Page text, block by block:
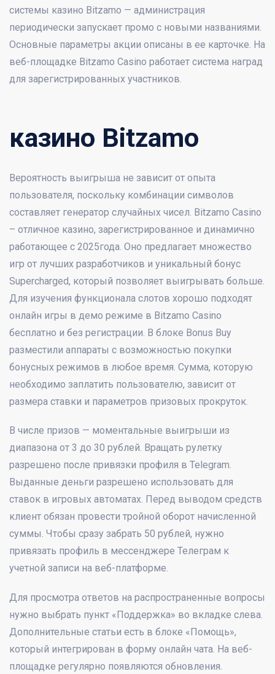
системы казино Bitzamo — администрация
периодически запускает промо с новыми названиями.
Основные параметры акции описаны в ее карточке. На
веб-площадке Bitzamo Casino работает система наград
для зарегистрированных участников.
казино Bitzamo
Вероятность выигрыша не зависит от опыта
пользователя, поскольку комбинации символов
составляет генератор случайных чисел. Bitzamo Casino
– отличное казино, зарегистрированное и динамично
работающее с 2025года. Оно предлагает множество
игр от лучших разработчиков и уникальный бонус
Supercharged, который позволяет выигрывать больше.
Для изучения функционала слотов хорошо подходят
онлайн игры в демо режиме в Bitzamo Casino
бесплатно и без регистрации. В блоке Bonus Buy
разместили аппараты с возможностью покупки
бонусных режимов в любое время. Сумма, которую
необходимо заплатить пользователю, зависит от
размера ставки и параметров призовых прокруток.
В числе призов — моментальные выигрыши из
диапазона от 3 до 30 рублей. Вращать рулетку
разрешено после привязки профиля в Telegram.
Выданные деньги разрешено использовать для
ставок в игровых автоматах. Перед выводом средств
клиент обязан провести тройной оборот начисленной
суммы. Чтобы сразу забрать 50 рублей, нужно
привязать профиль в мессенджере Телеграм к
учетной записи на веб-платформе.
Для просмотра ответов на распространенные вопросы
нужно выбрать пункт «Поддержка» во вкладке слева.
Дополнительные статьи есть в блоке «Помощь»,
который интегрирован в форму онлайн чата. На веб-
площадке регулярно появляются обновления.